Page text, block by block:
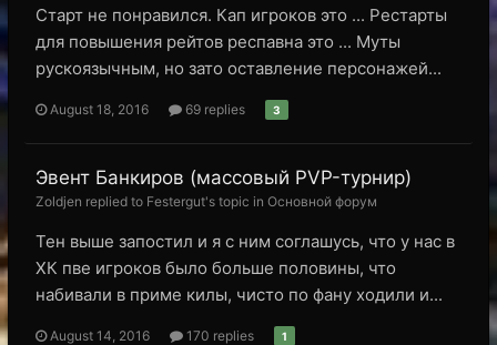
Старт не понравился. Кап игроков это ... Рестарты
для повышения рейтов респавна это ... Муты
рускоязычным, но зато оставление персонажей...
August 18, 2016 69 replies 3
Эвент Банкиров (массовый PVP-турнир)
Zoldjen replied to Festergut's topic in Основной форум
Тен выше запостил и я с ним соглашусь, что у нас в
ХК пве игроков было больше половины, что
набивали в приме килы, чисто по фану ходили и...
August 14, 2016 170 replies 1